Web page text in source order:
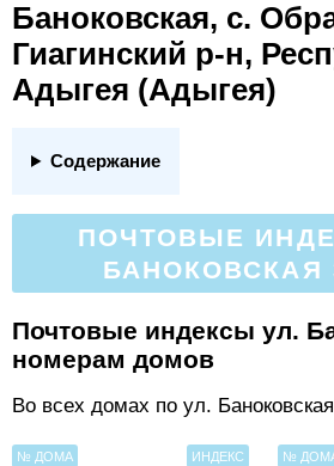
Баноковская, с.
Гиагинский р-н,
Адыгея (Адыгея)
Содержание
ПОЧТОВЫЕ
БАНОКОВСКАЯ
Почтовые индексы ул.
номерам домов
Во всех домах по ул.
№ ДОМА ИНДЕКС №